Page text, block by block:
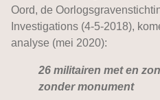
Oord, de
Investigations (4-5-2018),
analyse (mei 2020):
26 militairen met en
zonder monument